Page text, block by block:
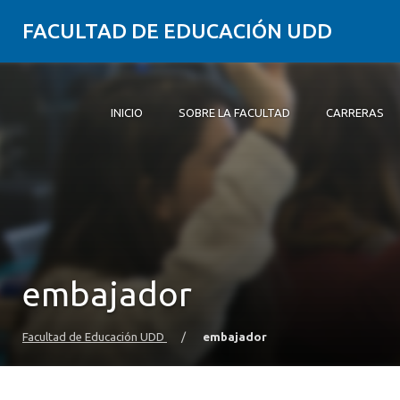
FACULTAD DE EDUCACIÓN UDD
INICIO SOBRE LA FACULTAD CARRERAS
Postgrado y Educación Continua
embajador
Facultad de Educación UDD / embajador